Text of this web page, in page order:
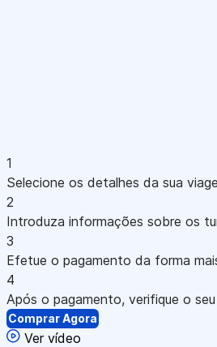
1
Selecione os detalhes da sua
2
Introduza informações sobre os
3
Efetue o pagamento da forma
4
Após o pagamento, verifique o
Comprar Agora
Ver vídeo